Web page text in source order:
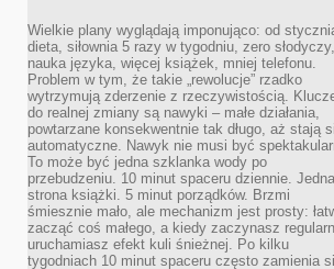
Wielkie plany wyglądają imponująco: od
dieta, siłownia 5 razy w tygodniu, zero słodyczy,
nauka języka, więcej książek, mniej telefonu.
Problem w tym, że takie „rewolucje” rzadko
wytrzymują zderzenie z rzeczywistością.
do realnej zmiany są nawyki – małe działania,
powtarzane konsekwentnie tak długo, aż stają
automatyczne. Nawyk nie musi być
To może być jedna szklanka wody po
przebudzeniu. 10 minut spaceru dziennie. Jedna
strona książki. 5 minut porządków. Brzmi
śmiesznie mało, ale mechanizm jest prosty:
zacząć coś małego, a kiedy zaczynasz
uruchamiasz efekt kuli śnieżnej. Po kilku
tygodniach 10 minut spaceru często zamienia